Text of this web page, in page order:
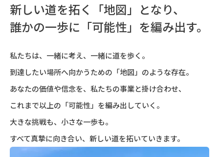
新しい道を拓く「地図」となり、
誰かの一歩に「可能性」を編み出す。
私たちは、一緒に考え、一緒に道を歩く。
到達したい場所へ向かうための「地図」のような存在。
あなたの価値や信念を、私たちの事業と掛け合わせ、
これまで以上の「可能性」を編み出していく。
大きな挑戦も、小さな一歩も。
すべて真摯に向き合い、新しい道を拓いていきます。